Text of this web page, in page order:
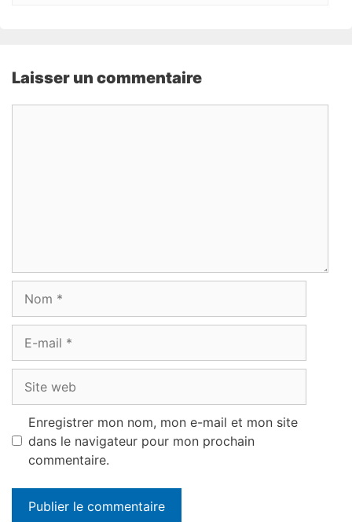
Laisser un commentaire
mail
web
Enregistrer mon nom, mon e-mail et mon site
dans le navigateur pour mon prochain
commentaire.